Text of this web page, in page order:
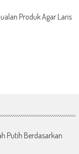
Produk Agar Laris
Putih Berdasarkan